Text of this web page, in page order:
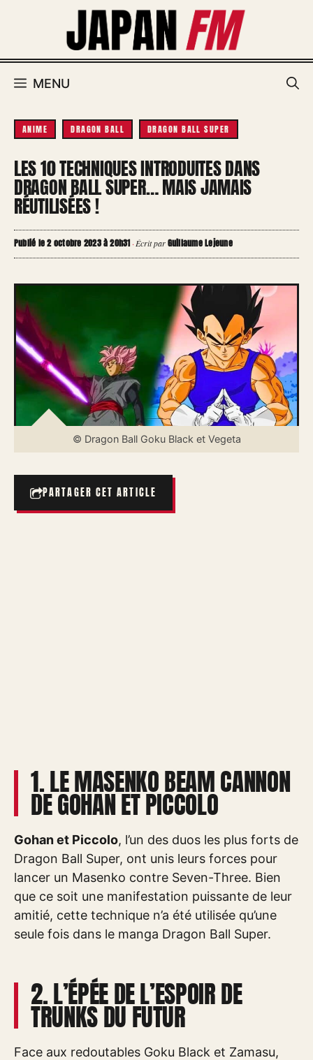
MENU
ANIME DRAGON BALL DRAGON BALL SUPER
LES 10 TECHNIQUES INTRODUITES DANS
DRAGON BALL SUPER… MAIS JAMAIS
RÉUTILISÉES !
Publié le 2 octobre 2023 à 20h31 · Écrit parGuillaume Lejeune
© Dragon Ball Goku Black et Vegeta
PARTAGER CET ARTICLE
1. LE MASENKO BEAM CANNON
DE GOHAN ET PICCOLO
Gohan et Piccolo, l’un des duos les plus forts de
Dragon Ball Super, ont unis leurs forces pour
lancer un Masenko contre Seven-Three. Bien
que ce soit une manifestation puissante de leur
amitié, cette technique n’a été utilisée qu’une
seule fois dans le manga Dragon Ball Super.
2. L’ÉPÉE DE L’ESPOIR DE
TRUNKS DU FUTUR
Face aux redoutables Goku Black et Zamasu,